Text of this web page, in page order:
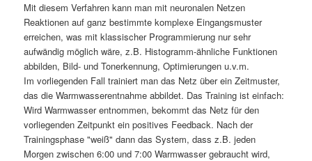
Mit diesem Verfahren kann man mit neuronalen Netzen
Reaktionen auf ganz bestimmte komplexe Eingangsmuster
erreichen, was mit klassischer Programmierung nur sehr
aufwändig möglich wäre, z.B. Histogramm-ähnliche Funktionen
abbilden, Bild- und Tonerkennung, Optimierungen u.v.m.
Im vorliegenden Fall trainiert man das Netz über ein Zeitmuster,
das die Warmwasserentnahme abbildet. Das Training ist einfach:
Wird Warmwasser entnommen, bekommt das Netz für den
vorliegenden Zeitpunkt ein positives Feedback. Nach der
Trainingsphase "weiß" dann das System, dass z.B. jeden
Morgen zwischen 6:00 und 7:00 Warmwasser gebraucht wird,